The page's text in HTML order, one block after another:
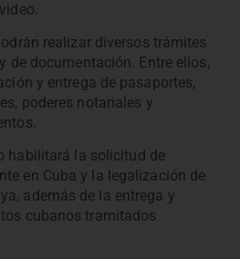
realizar diversos trámites
de documentación. Entre ellos,
y entrega de pasaportes,
poderes notariales y
habilitará la solicitud de
en Cuba y la legalización de
además de la entrega y
cubanos tramitados